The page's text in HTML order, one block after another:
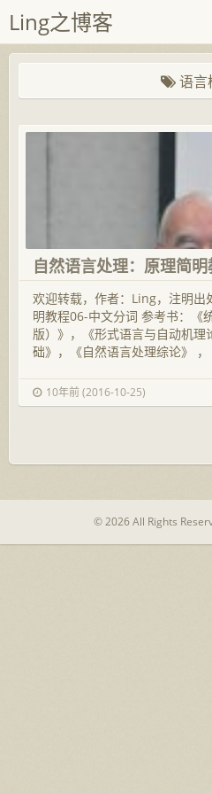
Ling之博客
语言
自然语言处理：原理简
欢迎转载，作者：Ling，注明出
明教程06-中文分词 参考书：《
版）》，《形式语言与自动机
础》，《自然语言处理综论》
10年前 (2016-10-25)
© 2026 All Rights